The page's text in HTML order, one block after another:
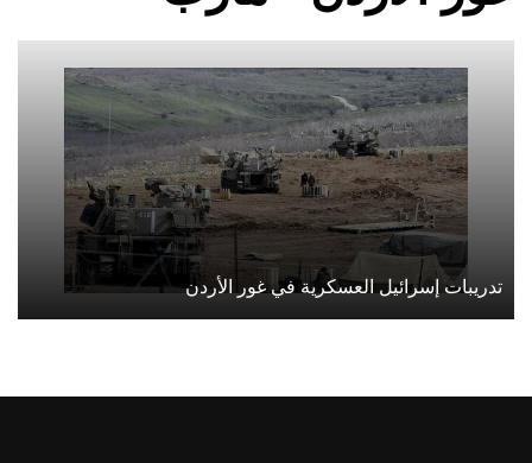
تدريبات إسرائيل العسكرية في غور الأردن